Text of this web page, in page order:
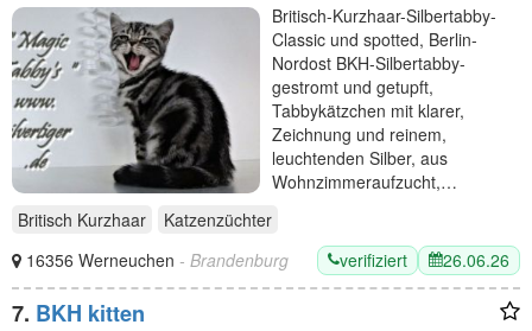
Britisch-Kurzhaar-Silbertabby-
Classic und spotted, Berlin-
Nordost BKH-Silbertabby-
gestromt und getupft,
Tabbykätzchen mit klarer,
Zeichnung und reinem,
leuchtenden Silber, aus
Wohnzimmeraufzucht,…
Britisch Kurzhaar
Katzenzüchter
16356 Werneuchen - Brandenburg verifiziert 26.06.26
7. BKH kitten